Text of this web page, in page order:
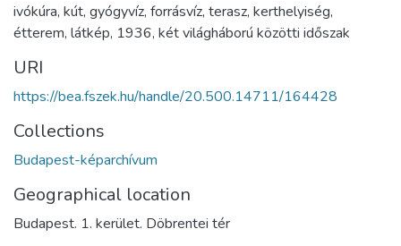
ivókúra, kút, gyógyvíz, forrásvíz, terasz, kerthelyiség,
étterem, látkép, 1936, két világháború közötti időszak
URI
https://bea.fszek.hu/handle/20.500.14711/164428
Collections
Budapest-képarchívum
Geographical location
Budapest. 1. kerület. Döbrentei tér